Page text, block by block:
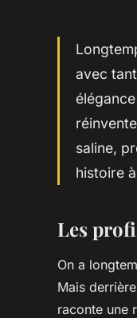
avec
saline,
histoire
Les
On a
Mais
raconte une